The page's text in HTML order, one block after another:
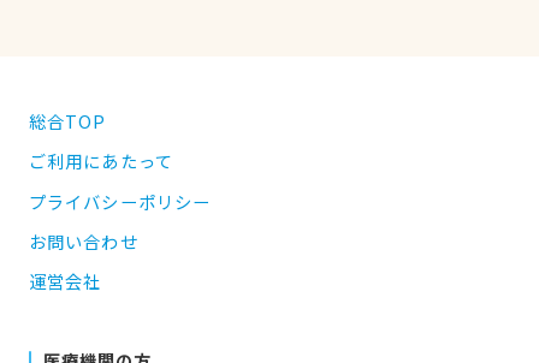
総合TOP
ご利用にあたって
プライバシーポリシー
お問い合わせ
運営会社